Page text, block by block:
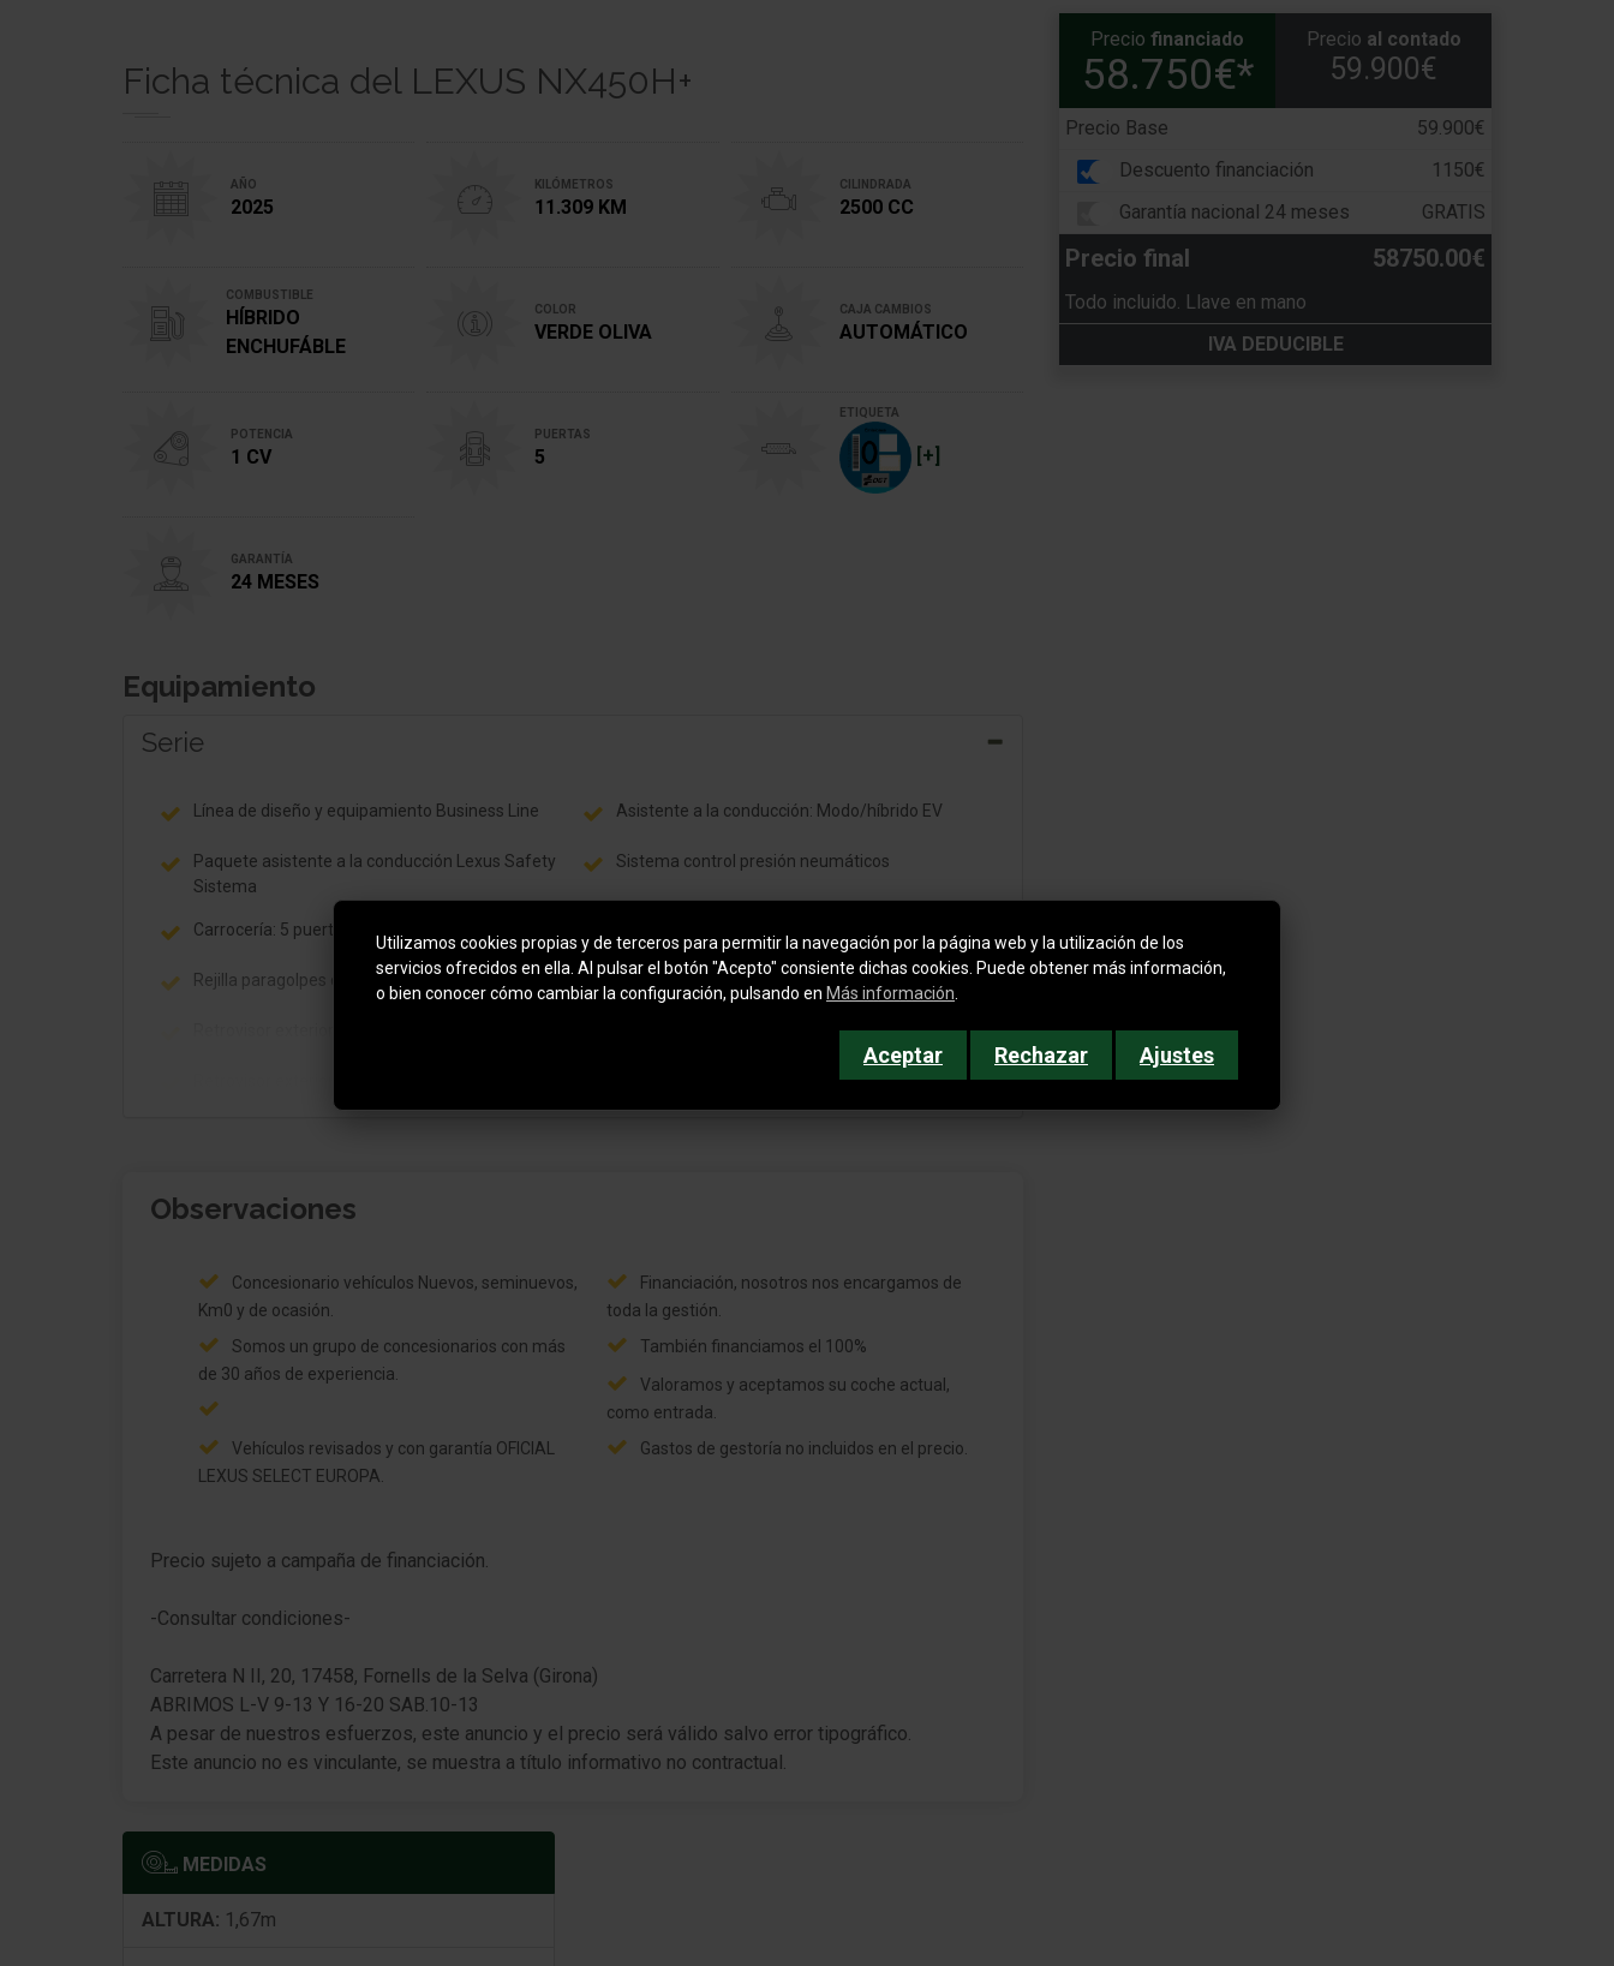
Ficha técnica del LEXUS NX450H+
AÑO
2025
KILÓMETROS
11.309 KM
CILINDRADA
2500 CC
COMBUSTIBLE
HÍBRIDO
ENCHUFÁBLE
COLOR
VERDE OLIVA
CAJA CAMBIOS
AUTOMÁTICO
POTENCIA
1 CV
PUERTAS
5
ETIQUETA
[+]
GARANTÍA
24 MESES
Equipamiento
Serie
Línea de diseño y equipamiento Business Line
Paquete asistente a la conducción Lexus Safety
Sistema
Carrocería: 5 puertas
Rejilla paragolpes con Borde cromado
Retrovisor exterior pintado
antideslumbramiento autom.
Barras portaequipajes en el techo
Intermitente en Retrovisor exterior integrad.
Luces antiniebla LED
carretera (sistema antideslumbramiento autom.
Luz de día LED
Limpiaparabrisas con Sensor de lluvia
Lunas detrás tintadas
Ventanilla lateral delante Cristal protector ruido
Asistente a la conducción: Modo/híbrido EV
Sistema control presión neumáticos
de distancia
Asientos delanteros climatizados
Soporte lumbar delante, regulable
mantenimiento de vía (LDA)
Columna de dirección (Volante) regulable
eléctricamente
Dirección asistida eléctric.
Programa electrónico de estabilidad con
Regulación antideslizante (VSC con TRC)
Reducción polución según norma gases escape
Euro 6d
Observaciones
Concesionario vehículos Nuevos, seminuevos,
Km0 y de ocasión.
Somos un grupo de concesionarios con más
de 30 años de experiencia.
Vehículos revisados y con garantía OFICIAL
LEXUS SELECT EUROPA.
Financiación, nosotros nos encargamos de
toda la gestión.
También financiamos el 100%
Valoramos y aceptamos su coche actual,
como entrada.
Gastos de gestoría no incluidos en el precio.
Precio sujeto a campaña de financiación.
-Consultar condiciones-
Carretera N II, 20, 17458, Fornells de la Selva (Girona)
ABRIMOS L-V 9-13 Y 16-20 SAB.10-13
A pesar de nuestros esfuerzos, este anuncio y el precio será válido salvo error tipográfico.
Este anuncio no es vinculante, se muestra a título informativo no contractual.
MEDIDAS
ALTURA: 1,67m
Precio financiado
58.750€*
Precio al contado
59.900€
Precio Base
59.900€
Descuento financiación
1150€
Garantía nacional 24 meses
GRATIS
Precio final 58750.00€
Todo incluido. Llave en mano
IVA DEDUCIBLE
Utilizamos cookies propias y de terceros para permitir la navegación por la página web y la utilización de los
servicios ofrecidos en ella. Al pulsar el botón "Acepto" consiente dichas cookies. Puede obtener más información,
o bien conocer cómo cambiar la configuración, pulsando en Más información
Aceptar Rechazar Ajustes